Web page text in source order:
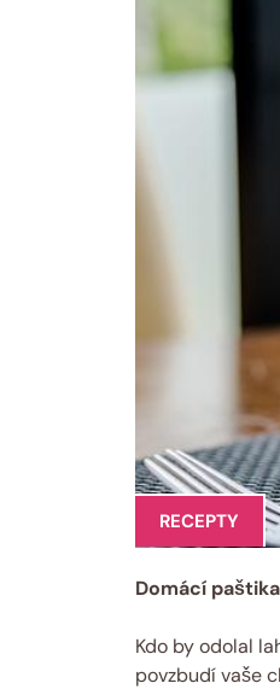
RECEPTY
Domácí
Kdo by odolal
povzbudí vaše